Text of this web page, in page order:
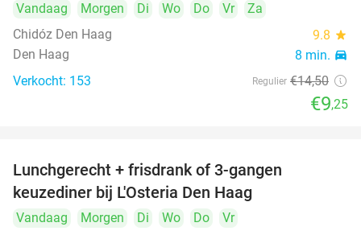
Vandaag Morgen Di Wo Do Vr
Za
Chidóz Den Haag
9.8 star
Den Haag 8 min. directions_car
Verkocht: 153 Regulier €14,50
€9,25
Lunchgerecht + frisdrank of 3-gangen
keuzediner bij L'Osteria Den Haag
Vandaag Morgen Di Wo Do
Vr